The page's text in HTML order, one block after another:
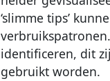
‘slimme tips’
identificeren, dit
gebruikt worden.